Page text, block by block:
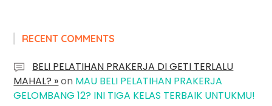
RECENT COMMENTS
BELI PELATIHAN PRAKERJA DI GETI TERLALU
MAHAL? »on MAU BELI PELATIHAN PRAKERJA
GELOMBANG 12? INI TIGA KELAS TERBAIK UNTUKMU!